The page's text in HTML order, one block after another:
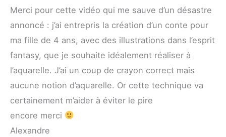
Merci pour cette vidéo qui me sauve d’un désastre
annoncé : j’ai entrepris la création d’un conte pour
ma fille de 4 ans, avec des illustrations dans l’esprit
fantasy, que je souhaite idéalement réaliser à
l’aquarelle. J’ai un coup de crayon correct mais
aucune notion d’aquarelle. Or cette technique va
certainement m’aider à éviter le pire
encore merci
Alexandre